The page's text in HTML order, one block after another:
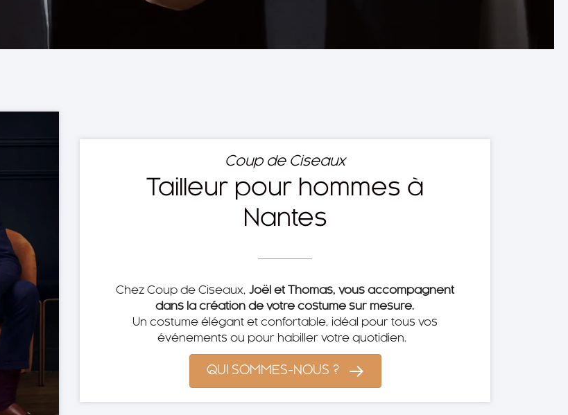
Coup de Ciseaux
Tailleur pour hommes à
Nantes
Chez Coup de Ciseaux,Joël et Thomas, vous accompagnent
dans la création de votre costume sur mesure.
Un costume élégant et confortable, idéal pour tous vos
événements ou pour habiller votre quotidien.
QUI SOMMES-NOUS ?